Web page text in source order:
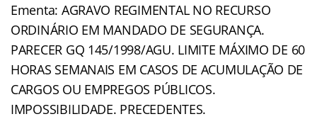
Ementa: AGRAVO REGIMENTAL NO RECURSO
ORDINÁRIO EM MANDADO DE SEGURANÇA.
PARECER GQ 145/1998/AGU. LIMITE MÁXIMO DE 60
HORAS SEMANAIS EM CASOS DE ACUMULAÇÃO DE
CARGOS OU EMPREGOS PÚBLICOS.
IMPOSSIBILIDADE. PRECEDENTES.